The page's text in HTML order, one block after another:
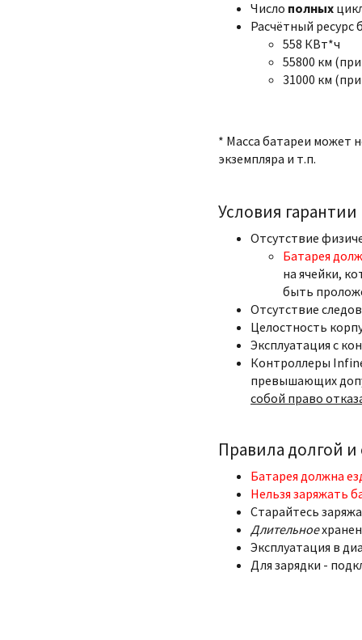
Число полных
Расчётный ресурс
558 КВт*ч
55800 км
31000 км
* Масса батареи может
экземпляра и т.п.
Условия гарантии
Отсутствие
Батарея
на ячейки,
быть
Отсутствие
Целостность
Эксплуатация с
Контроллеры
превышающих
собой право
Правила долгой
Батарея должна
Нельзя заряжать
Старайтесь
Длительное
Эксплуатация в
Для зарядки -